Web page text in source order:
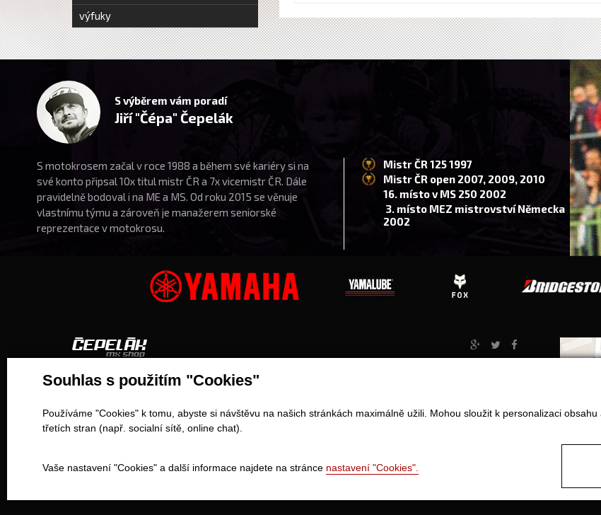
Souhlas s použitím "Cookies"
Používáme "Cookies" k tomu, abyste si návštěvu na našich stránkách maximálně užili. Mohou sloužit k personalizaci
třetích stran (např. socialní sítě, online chat).
Vaše nastavení "Cookies" a další informace najdete na stránce nastavení "Cookies".
výfuky
S výběrem vám poradí
Jiří "Čépa" Čepelák
S motokrosem začal v roce 1988 a během své kariéry si na
své konto připsal 10x titul mistr ČR a 7x vicemistr ČR. Dále
pravidelně bodoval i na ME a MS. Od roku 2015 se věnuje
vlastnímu týmu a zároveň je manažerem seniorské
reprezentace v motokrosu.
Mistr ČR 125 1997
Mistr ČR open 2007, 2009, 2010
16. místo v MS 250 2002
3. místo MEZ mistrovství Německa
2002
Pro partnery
Kontakt
Důležité odkazy
MX škola
Eshop
Obchodní podmínky